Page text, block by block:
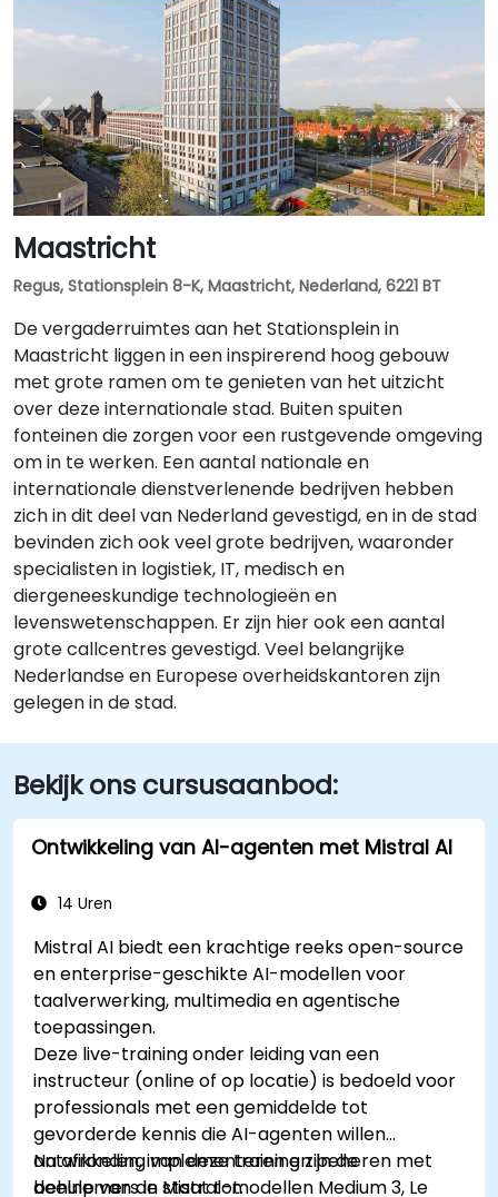
Maastricht
Regus, Stationsplein 8-K, Maastricht, Nederland, 6221 BT
De vergaderruimtes aan het Stationsplein in
Maastricht liggen in een inspirerend hoog gebouw
met grote ramen om te genieten van het uitzicht
over deze internationale stad. Buiten spuiten
fonteinen die zorgen voor een rustgevende omgeving
om in te werken. Een aantal nationale en
internationale dienstverlenende bedrijven hebben
zich in dit deel van Nederland gevestigd, en in de stad
bevinden zich ook veel grote bedrijven, waaronder
specialisten in logistiek, IT, medisch en
diergeneeskundige technologieën en
levenswetenschappen. Er zijn hier ook een aantal
grote callcentres gevestigd. Veel belangrijke
Nederlandse en Europese overheidskantoren zijn
gelegen in de stad.
Bekijk ons cursusaanbod:
Ontwikkeling van AI-agenten met Mistral AI
14 Uren
Mistral AI biedt een krachtige reeks open-source
en enterprise-geschikte AI-modellen voor
taalverwerking, multimedia en agentische
toepassingen.
Deze live-training onder leiding van een
instructeur (online of op locatie) is bedoeld voor
professionals met een gemiddelde tot
gevorderde kennis die AI-agenten willen
ontwikkelen, implementeren en beheren met
behulp van de Mistral-modellen Medium 3, Le
Na afronding van deze training zijn de
deelnemers in staat tot: